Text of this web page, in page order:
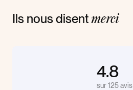
Ils nous disent merci
4.8
sur 125 avis